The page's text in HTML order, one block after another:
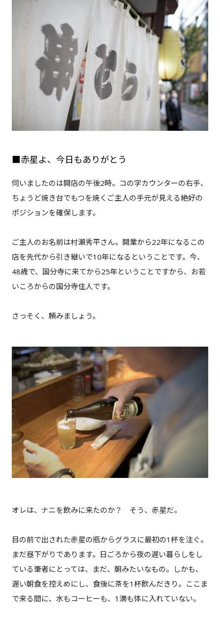
■赤星よ、今日もありがとう
伺いましたのは開店の午後2時。コの字カウンターの右手、
ちょうど焼き台でもつを焼くご主人の手元が見える絶好の
ポジションを確保します。
ご主人のお名前は村瀬秀平さん。開業から22年になるこの
店を先代から引き継いで10年になるということです。今、
48歳で、国分寺に来てから25年ということですから、お若
いころからの国分寺住人です。
さっそく、頼みましょう。
オレは、ナニを飲みに来たのか？ そう、赤星だ。
目の前で出された赤星の瓶からグラスに最初の1杯を注ぐ。
まだ昼下がりであります。日ごろから夜の遅い暮らしをし
ている筆者にとっては、まだ、朝みたいなもの。しかも、
遅い朝食を控えめにし、食後に茶を1杯飲んだきり。ここま
で来る間に、水もコーヒーも、1滴も体に入れていない。